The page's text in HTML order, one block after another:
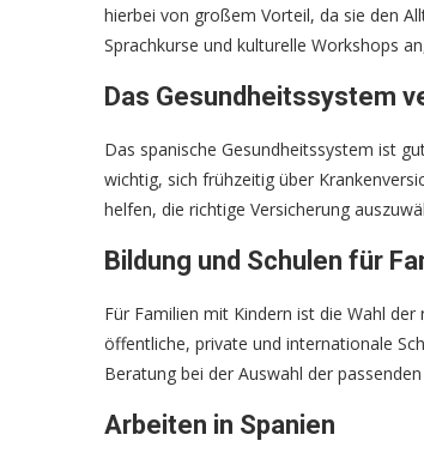
hierbei von großem Vorteil, da sie den
Sprachkurse und kulturelle Workshops
Das Gesundheitssystem
Das spanische Gesundheitssystem ist
wichtig, sich frühzeitig über
helfen, die richtige Versicherung
Bildung und Schulen für
Für Familien mit Kindern ist die Wahl
öffentliche, private und internationale
Beratung bei der Auswahl der
Arbeiten in Spanien